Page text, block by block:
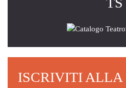
ISCRIVITI ALLA